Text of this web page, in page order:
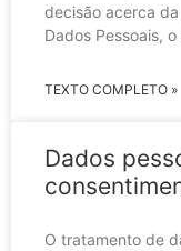
decisão acerca
Dados Pessoais,
TEXTO COMPLETO »
Dados
O tratamento de